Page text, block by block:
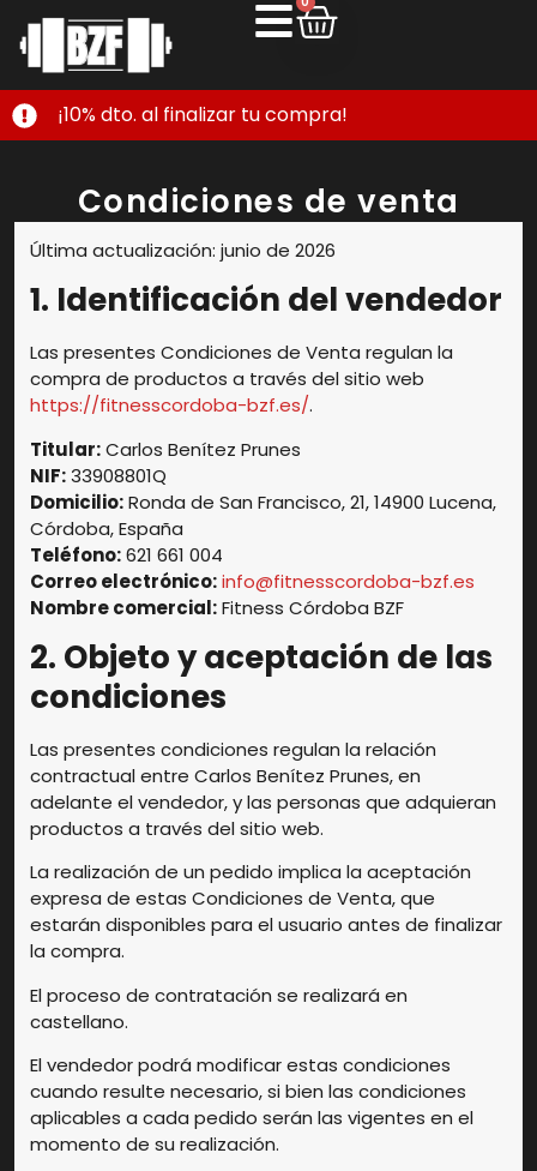
¡10% dto. al finalizar tu compra!
Condiciones de venta
Última actualización: junio de 2026
1. Identificación del vendedor
Las presentes Condiciones de Venta regulan la
compra de productos a través del sitio web
https://fitnesscordoba-bzf.es/.
Titular:Carlos Benítez Prunes
NIF:33908801Q
Domicilio:Ronda de San Francisco, 21, 14900 Lucena,
Córdoba, España
Teléfono:621 661 004
Correo electrónico: info@fitnesscordoba-bzf.es
Nombre comercial:Fitness Córdoba BZF
2. Objeto y aceptación de las
condiciones
Las presentes condiciones regulan la relación
contractual entre Carlos Benítez Prunes, en
adelante el vendedor, y las personas que adquieran
productos a través del sitio web.
La realización de un pedido implica la aceptación
expresa de estas Condiciones de Venta, que
estarán disponibles para el usuario antes de finalizar
la compra.
El proceso de contratación se realizará en
castellano.
El vendedor podrá modificar estas condiciones
cuando resulte necesario, si bien las condiciones
aplicables a cada pedido serán las vigentes en el
momento de su realización.